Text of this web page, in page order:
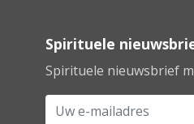
Spirituele
Spirituele nieuwsbrief
Uw e-mailadres